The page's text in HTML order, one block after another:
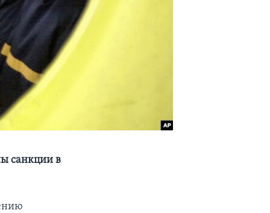
санкции в